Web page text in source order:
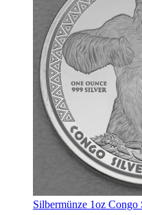
Silbermünze 1oz